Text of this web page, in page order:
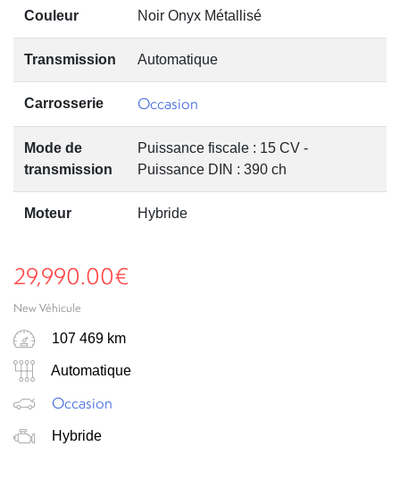
Couleur Noir Onyx Métallisé
Transmission Automatique
Carrosserie Occasion
Mode de
transmission
Puissance fiscale : 15 CV -
Puissance DIN : 390 ch
Moteur Hybride
29,990.00€
New Véhicule
107 469 km
Automatique
Occasion
Hybride